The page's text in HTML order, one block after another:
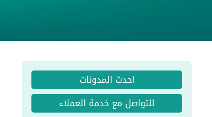
احدث المدونات
للتواصل مع خدمة العملاء